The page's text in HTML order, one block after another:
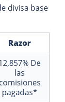
divisa base
Razor
De
las
comisiones
pagadas*